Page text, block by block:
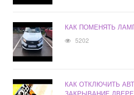
КАК ПОМЕНЯТЬ
5202
КАК ОТКЛЮЧИТЬ